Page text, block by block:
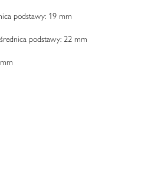
podstawy: 19 mm
podstawy: 22 mm